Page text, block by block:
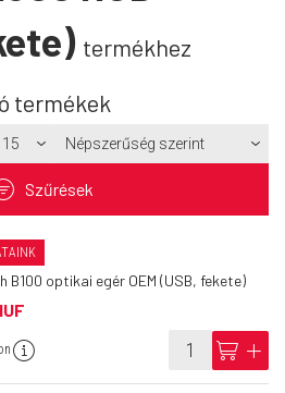
termékhez
termékek
Szűrések
B100 optikai egér OEM (USB, fekete)
info cart add